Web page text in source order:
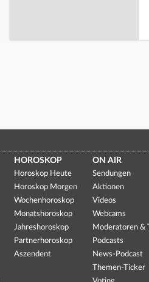
HOROSKOP
Horoskop Heute
Horoskop Morgen
Wochenhoroskop
Monatshoroskop
Jahreshoroskop
Partnerhoroskop
Aszendent
ON AIR
Sendungen
Aktionen
Videos
Webcams
Moderatoren &
Podcasts
News-Podcast
Themen-Ticker